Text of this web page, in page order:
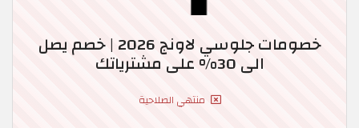
خصومات جلوسي لاونج 2026 | خصم يصل
الى 30% على مشترياتك
منتهي الصلاحية